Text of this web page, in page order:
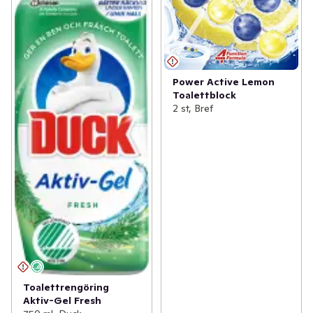
hjälpa 25 miljoner människor att få bättre tillgång till en
Toalettrengöring
Aktiv-Gel Fresh
Power Active Lemon
Toalettblock
2 st, Bref